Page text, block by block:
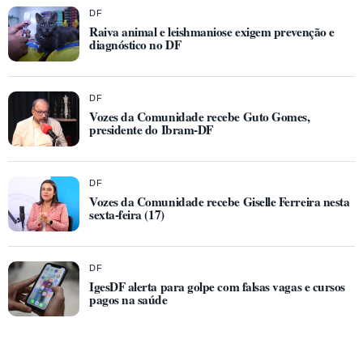
DF
Raiva animal e leishmaniose exigem prevenção e
diagnóstico no DF
DF
Vozes da Comunidade recebe Guto Gomes,
presidente do Ibram-DF
DF
Vozes da Comunidade recebe Giselle Ferreira nesta
sexta-feira (17)
DF
IgesDF alerta para golpe com falsas vagas e cursos
pagos na saúde